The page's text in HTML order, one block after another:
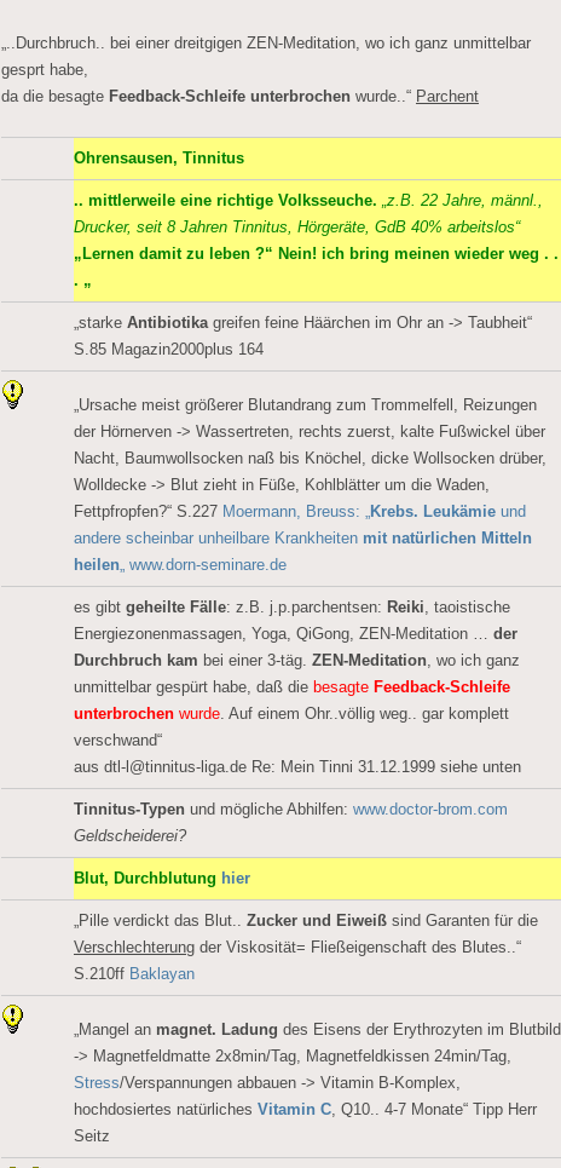
„..Durchbruch.. bei einer dreitgigen ZEN-Meditation, wo ich ganz unmittelbar
gesprt habe,
da die besagte Feedback-Schleife unterbrochen wurde..“ Parchent
Ohrensausen, Tinnitus
.. mittlerweile eine richtige Volksseuche. „z.B. 22 Jahre, männl.,
Drucker, seit 8 Jahren Tinnitus, Hörgeräte, GdB 40% arbeitslos“
„Lernen damit zu leben ?“ Nein! ich bring meinen wieder weg . .
. „
„starke Antibiotika greifen feine Häärchen im Ohr an -> Taubheit“
S.85 Magazin2000plus 164
„Ursache meist größerer Blutandrang zum Trommelfell, Reizungen
der Hörnerven -> Wassertreten, rechts zuerst, kalte Fußwickel über
Nacht, Baumwollsocken naß bis Knöchel, dicke Wollsocken drüber,
Wolldecke -> Blut zieht in Füße, Kohlblätter um die Waden,
Fettpfropfen?“ S.227 Moermann, Breuss: „Krebs. Leukämie und
andere scheinbar unheilbare Krankheiten mit natürlichen Mitteln
heilen„ www.dorn-seminare.de
es gibt geheilte Fälle: z.B. j.p.parchentsen: Reiki, taoistische
Energiezonenmassagen, Yoga, QiGong, ZEN-Meditation … der
Durchbruch kam bei einer 3-täg. ZEN-Meditation, wo ich ganz
unmittelbar gespürt habe, daß die besagte Feedback-Schleife
unterbrochen wurde. Auf einem Ohr..völlig weg.. gar komplett
verschwand“
aus dtl-l@tinnitus-liga.de Re: Mein Tinni 31.12.1999 siehe unten
Tinnitus-Typen und mögliche Abhilfen: www.doctor-brom.com
Geldscheiderei?
Blut, Durchblutung hier
„Pille verdickt das Blut.. Zucker und Eiweiß sind Garanten für die
Verschlechterung der Viskosität= Fließeigenschaft des Blutes..“
S.210ff Baklayan
„Mangel an magnet. Ladung des Eisens der Erythrozyten im Blutbild
-> Magnetfeldmatte 2x8min/Tag, Magnetfeldkissen 24min/Tag,
Stress/Verspannungen abbauen -> Vitamin B-Komplex,
hochdosiertes natürliches Vitamin C, Q10.. 4-7 Monate“ Tipp Herr
Seitz